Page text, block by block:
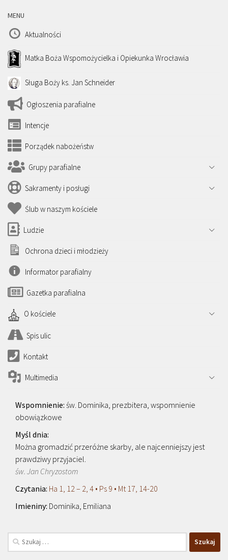
MENU
Aktualności
Matka Boża Wspomożycielka i Opiekunka Wrocławia
Sługa Boży ks. Jan Schneider
Ogłoszenia parafialne
Intencje
Porządek nabożeństw
Grupy parafialne
Sakramenty i posługi
Ślub w naszym kościele
Ludzie
Ochrona dzieci i młodzieży
Informator parafialny
Gazetka parafialna
O kościele
Spis ulic
Kontakt
Multimedia
św. Dominika, prezbitera, wspomnienie
obowiązkowe
Można gromadzić przeróżne skarby, ale najcenniejszy jest
prawdziwy przyjaciel.
św. Jan Chryzostom
Ha 1, 12 – 2, 4 • Ps 9 • Mt 17, 14-20
Dominika, Emiliana
Szukaj: